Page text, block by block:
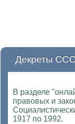
Декреты
В разделе
правовых и
1917 по 1992.